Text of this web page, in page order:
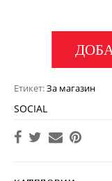
Етикет:За магазин
SOCIAL